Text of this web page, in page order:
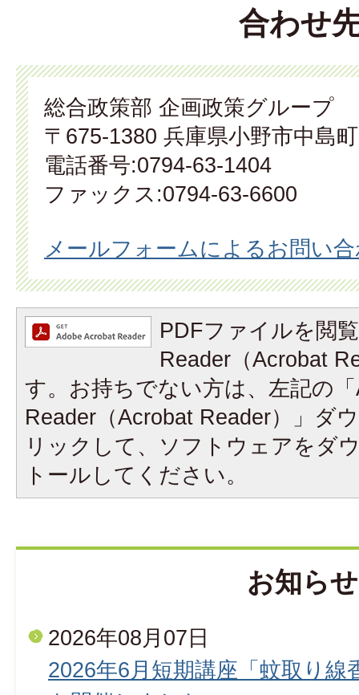
合わせ
総合政策部 企画政策グループ
〒675-1380 兵庫県小野市中島
電話番号:0794-63-1404
ファックス:0794-63-6600
メールフォームによるお問い
PDFファイルを閲
Reader（Acrobat
す。お持ちでない方は、左記の
Reader（Acrobat Reader）」ダ
リックして、ソフトウェアをダ
トールしてください。
お知らせ
2026年08月07日
2026年6月短期講座「蚊取り